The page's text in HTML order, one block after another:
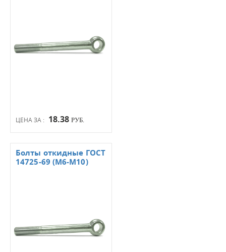
ЦЕНА ЗА : 18.38 РУБ.
Болты откидные ГОСТ
14725-69 (М6-М10)